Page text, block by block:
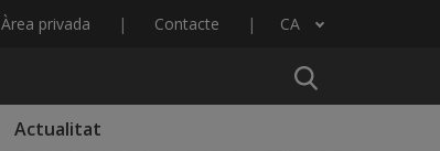
Àrea privada Contacte CA
Llista les accions addicionals
Actualitat